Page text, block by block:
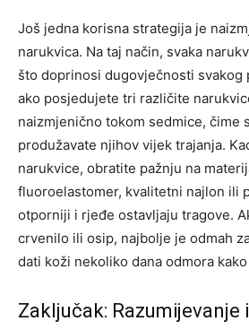
Još jedna korisna strategija je
narukvica. Na taj način, svaka
što doprinosi dugovječnosti svakog
ako posjedujete tri različite
naizmjenično tokom sedmice, čime
produžavate njihov vijek trajanja.
narukvice, obratite pažnju na
fluoroelastomer, kvalitetni najlon ili
otporniji i rjeđe ostavljaju tragove.
crvenilo ili osip, najbolje je odmah
dati koži nekoliko dana odmora
Zaključak: Razumijevanje